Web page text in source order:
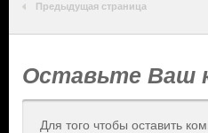
Предыдущая страница
Оставьте Ваш
Для того чтобы оставить